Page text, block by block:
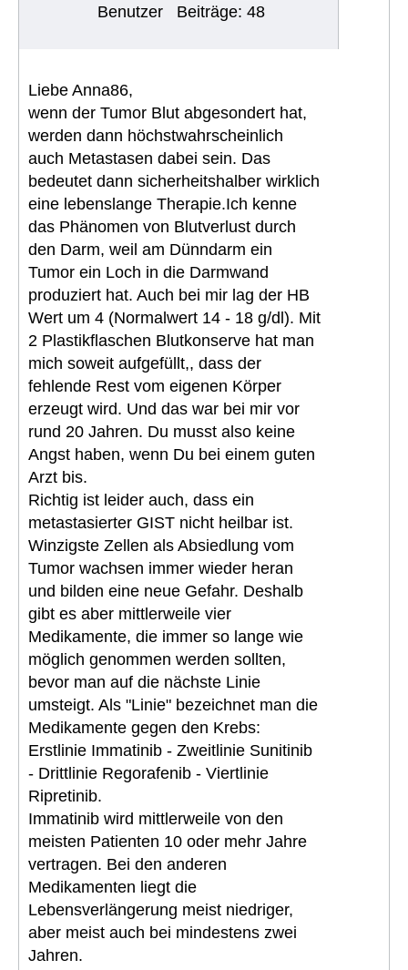
Benutzer Beiträge: 48
Liebe Anna86,
wenn der Tumor Blut abgesondert hat,
werden dann höchstwahrscheinlich
auch Metastasen dabei sein. Das
bedeutet dann sicherheitshalber wirklich
eine lebenslange Therapie.Ich kenne
das Phänomen von Blutverlust durch
den Darm, weil am Dünndarm ein
Tumor ein Loch in die Darmwand
produziert hat. Auch bei mir lag der HB
Wert um 4 (Normalwert 14 - 18 g/dl). Mit
2 Plastikflaschen Blutkonserve hat man
mich soweit aufgefüllt,, dass der
fehlende Rest vom eigenen Körper
erzeugt wird. Und das war bei mir vor
rund 20 Jahren. Du musst also keine
Angst haben, wenn Du bei einem guten
Arzt bis.
Richtig ist leider auch, dass ein
metastasierter GIST nicht heilbar ist.
Winzigste Zellen als Absiedlung vom
Tumor wachsen immer wieder heran
und bilden eine neue Gefahr. Deshalb
gibt es aber mittlerweile vier
Medikamente, die immer so lange wie
möglich genommen werden sollten,
bevor man auf die nächste Linie
umsteigt. Als "Linie" bezeichnet man die
Medikamente gegen den Krebs:
Erstlinie Immatinib - Zweitlinie Sunitinib
- Drittlinie Regorafenib - Viertlinie
Ripretinib.
Immatinib wird mittlerweile von den
meisten Patienten 10 oder mehr Jahre
vertragen. Bei den anderen
Medikamenten liegt die
Lebensverlängerung meist niedriger,
aber meist auch bei mindestens zwei
Jahren.